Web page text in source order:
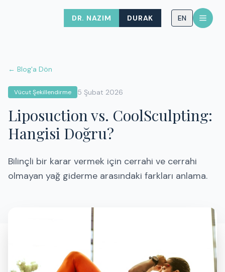
DR. NAZIM DURAK EN
← Blog'a Dön
Vücut Şekillendirme 5 Şubat 2026
Liposuction vs. CoolSculpting:
Hangisi Doğru?
Bilinçli bir karar vermek için cerrahi ve cerrahi
olmayan yağ giderme arasındaki farkları anlama.